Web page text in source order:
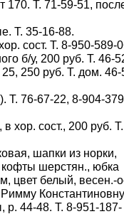
170. Т. 71-59-51,
Т. 35-16-88.
сост. Т. 8-950-589-
б/у, 200 руб. Т. 46-
250 руб. Т. дом. 46-
Т. 76-67-22, 8-904-
хор. сост., 200 руб.
шапки из норки,
кофты шерстян., юбка
цвет белый, весен.-
44-48. Т. 8-951-187-